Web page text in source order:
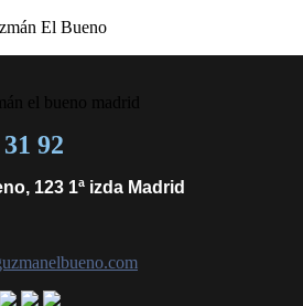
92
123 1ª izda Madrid